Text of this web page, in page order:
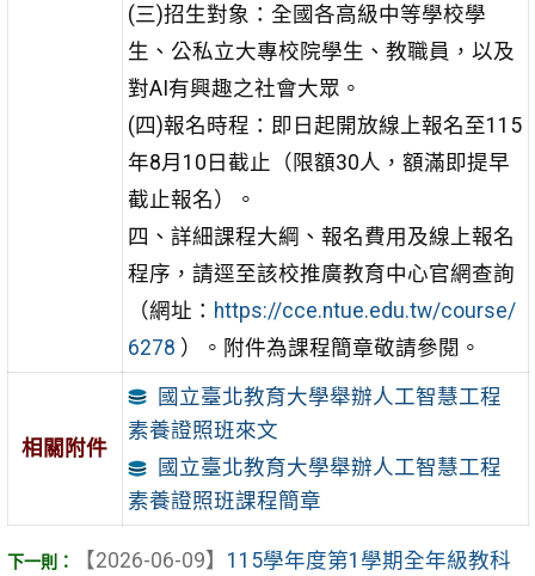
(三)招生對象：全國各高級中等學校學
生、公私立大專校院學生、教職員，以及
對AI有興趣之社會大眾。
(四)報名時程：即日起開放線上報名至115
年8月10日截止（限額30人，額滿即提早
截止報名）。
四、詳細課程大綱、報名費用及線上報名
程序，請逕至該校推廣教育中心官網查詢
（網址： https://cce.ntue.edu.tw/course/
6278 ）。附件為課程簡章敬請參閱。
相關附件
國立臺北教育大學舉辦人工智慧工程
素養證照班來文
國立臺北教育大學舉辦人工智慧工程
素養證照班課程簡章
【2026-06-09】 115學年度第1學期全年級教科